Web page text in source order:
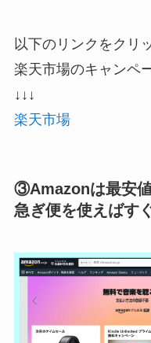
以下のリンクをクリ
楽天市場のキャンペ
↓↓↓
楽天市場
③Amazonは最安
急ぎ便を使えばす